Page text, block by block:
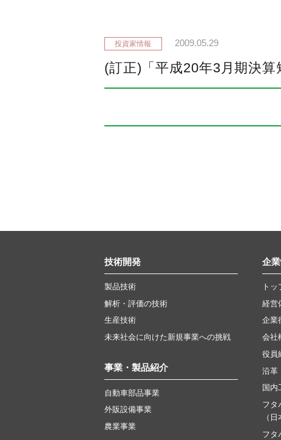
2009.05.29
(訂正)「平成20年3月期決
技術開発
製品技術
解析・評価の技術
生産技術
未来社会に向けた新規事業への挑戦
事業・製品紹介
自動車部品事業
外販設備事業
農業事業
企
ト
経営
企業
会社
役員
沿革
国内
フタ
（
フタ